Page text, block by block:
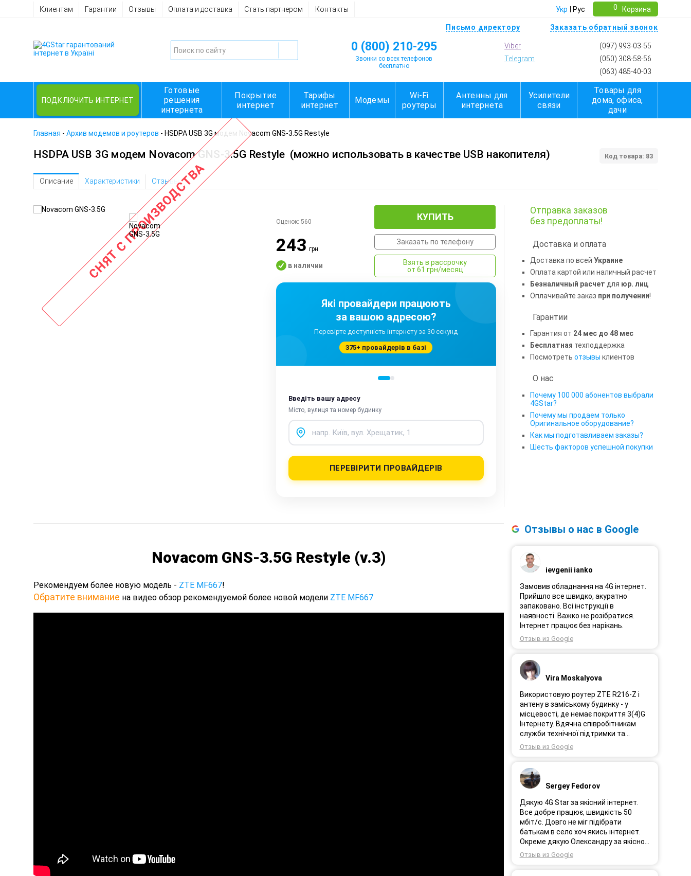
Клиентам Гарантии Отзывы Оплата и доставка Стать партнером Контакты Укр Рус 0 Корзина
Письмо директору Заказать обратный звонок
0 (800) 210-295
Звонки со всех телефонов
бесплатно
Viber
Telegram
(097) 993-03-55
(050) 308-58-56
(063) 485-40-03
ПОДКЛЮЧИТЬ ИНТЕРНЕТ
Готовые
решения
интернета
Покрытие
интернет
Тарифы
интернет
Модемы
Wi-Fi
роутеры
Антенны для
интернета
Усилители
связи
Товары для
дома, офиса,
дачи
Главная - Архив модемов и роутеров - HSDPA USB 3G модем Novacom GNS-3.5G Restyle
HSDPA USB 3G модем Novacom GNS-3.5G Restyle (можно использовать в качестве USB накопителя) Код товара: 83
Описание Характеристики Отзывы
СНЯТ С ПРОИЗВОДСТВА Оценок: 560
243грн
в наличии
КУПИТЬ
Заказать по телефону
Взять в рассрочку
от 61 грн/месяц
Які провайдери працюють
за вашою адресою?
Перевірте доступність інтернету за 30 секунд
375+ провайдерів в базі
Введіть вашу адресу
Місто, вулиця та номер будинку
ПЕРЕВІРИТИ ПРОВАЙДЕРІВ
Отправка заказов
без предоплаты!
Доставка и оплата
Доставка по всей Украине
Оплата картой или наличный расчет
Безналичный расчет для юр. лиц
Оплачивайте заказ при получении!
Гарантии
Гарантия от 24 мес до 48 мес
Бесплатная техподдержка
Посмотреть отзывы клиентов
О нас
Почему 100 000 абонентов выбрали
4GStar?
Почему мы продаем только
Оригинальное оборудование?
Как мы подготавливаем заказы?
Шесть факторов успешной покупки
Novacom GNS-3.5G Restyle (v.3)
Рекомендуем более новую модель - ZTE MF667!
Обратите внимание на видео обзор рекомендуемой более новой модели ZTE MF667
Отзывы о нас в Google
ievgenii ianko
Замовив обладнання на 4G інтернет.
Прийшло все швидко, акуратно
запаковано. Всі інструкції в
наявності. Важко не розібратися.
Інтернет працює без нарікань.
Отзыв из Google
Vira Moskalyova
Використовую роутер ZTE R216-Z і
антену в заміському будинку - у
місцевості, де немає покриття 3(4)G
Інтернету. Вдячна співробітникам
служби технічної підтримки та
інженерам за професійне і швидке
сервісне обслуговування, ремонт і
роки після покупки я не шкодую про
прийняте тоді рішення придбати
обладнання в компанії 3G star (зараз
4G star).
Отзыв из Google
Sergey Fedorov
Дякую 4G Star за якісний інтернет.
Все добре працює, швидкість 50
мбіт/с. Довго не міг підібрати
батькам в село хоч якись інтернет.
Окреме дякую Олександру за якісно
підібране обладнання!
Отзыв из Google